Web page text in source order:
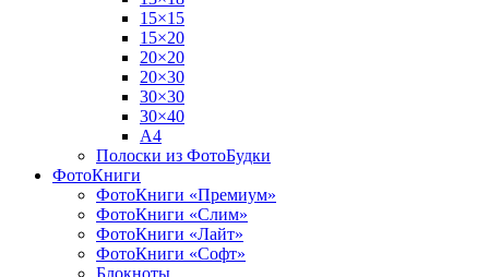
15×15
15×20
20×20
20×30
30×30
30×40
A4
Полоски из ФотоБудки
ФотоКниги
ФотоКниги «Премиум»
ФотоКниги «Слим»
ФотоКниги «Лайт»
ФотоКниги «Софт»
Блокноты